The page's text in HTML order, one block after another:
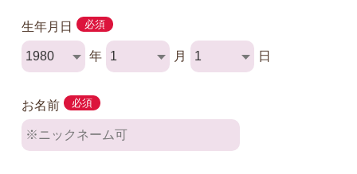
生年月日 必須
年 月 日
お名前 必須